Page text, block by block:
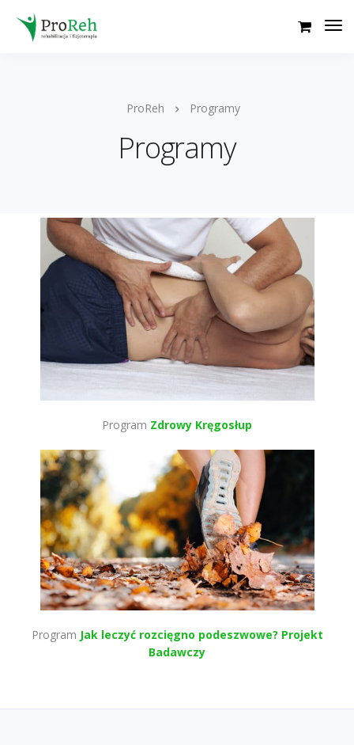
ProReh Programy
Programy
Program Zdrowy Kręgosłup
Program Jak leczyć rozcięgno podeszwowe? Projekt
Badawczy